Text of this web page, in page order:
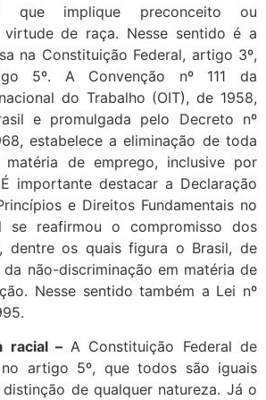
que implique preconceito ou
virtude de raça. Nesse sentido é a
na Constituição Federal, artigo 3º,
5º. A Convenção nº 111 da
do Trabalho (OIT), de 1958,
e promulgada pelo Decreto nº
estabelece a eliminação de toda
matéria de emprego, inclusive por
importante destacar a Declaração
e Direitos Fundamentais no
se reafirmou o compromisso dos
dentre os quais figura o Brasil, de
não-discriminação em matéria de
Nesse sentido também a Lei nº
racial – A Constituição Federal de
no artigo 5º, que todos são iguais
de qualquer natureza. Já o